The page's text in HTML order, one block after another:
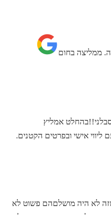
ממליצה בחום
אמליץ
אישי ובפרטים הקטנים.
לא היה מושלםהם פשוט לא